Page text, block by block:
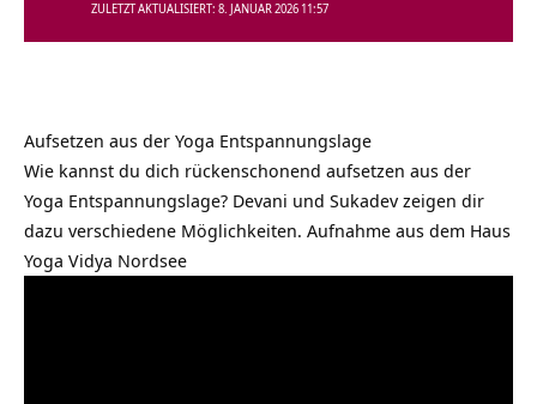
ZULETZT AKTUALISIERT: 8. JANUAR 2026 11:57
Aufsetzen aus der Yoga Entspannungslage
Wie kannst du dich rückenschonend aufsetzen aus der
Yoga Entspannungslage? Devani und Sukadev zeigen dir
dazu verschiedene Möglichkeiten. Aufnahme aus dem Haus
Yoga Vidya Nordsee